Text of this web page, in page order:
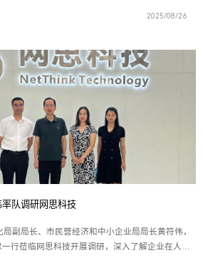
智化领域的有力见证。图为网思科技代表（右
2025/08/26
队调研网思科技
副局长、市民营经济和中小企业局局长黄符伟，
行莅临网思科技开展调研，深入了解企业在人工